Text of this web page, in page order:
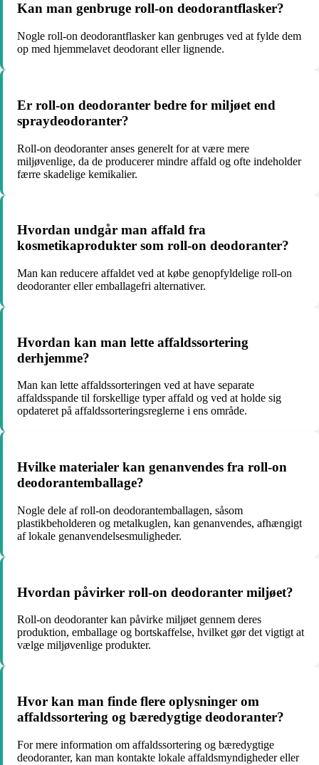
Kan man genbruge roll-on deodorantflasker?
Nogle roll-on deodorantflasker kan genbruges ved at fylde dem
op med hjemmelavet deodorant eller lignende.
Er roll-on deodoranter bedre for miljøet end
spraydeodoranter?
Roll-on deodoranter anses generelt for at være mere
miljøvenlige, da de producerer mindre affald og ofte indeholder
færre skadelige kemikalier.
Hvordan undgår man affald fra
kosmetikaprodukter som roll-on deodoranter?
Man kan reducere affaldet ved at købe genopfyldelige roll-on
deodoranter eller emballagefri alternativer.
Hvordan kan man lette affaldssortering
derhjemme?
Man kan lette affaldssorteringen ved at have separate
affaldsspande til forskellige typer affald og ved at holde sig
opdateret på affaldssorteringsreglerne i ens område.
Hvilke materialer kan genanvendes fra roll-on
deodorantemballage?
Nogle dele af roll-on deodorantemballagen, såsom
plastikbeholderen og metalkuglen, kan genanvendes, afhængigt
af lokale genanvendelsesmuligheder.
Hvordan påvirker roll-on deodoranter miljøet?
Roll-on deodoranter kan påvirke miljøet gennem deres
produktion, emballage og bortskaffelse, hvilket gør det vigtigt at
vælge miljøvenlige produkter.
Hvor kan man finde flere oplysninger om
affaldssortering og bæredygtige deodoranter?
For mere information om affaldssortering og bæredygtige
deodoranter, kan man kontakte lokale affaldsmyndigheder eller